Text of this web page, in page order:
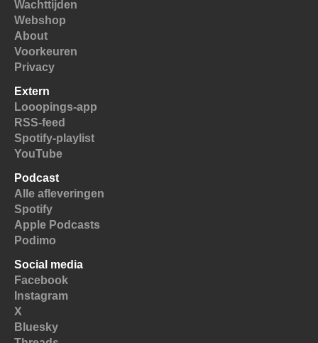
Wachttijden
Webshop
About
Voorkeuren
Privacy
Extern
Looopings-app
RSS-feed
Spotify-playlist
YouTube
Podcast
Alle afleveringen
Spotify
Apple Podcasts
Podimo
Social media
Facebook
Instagram
X
Bluesky